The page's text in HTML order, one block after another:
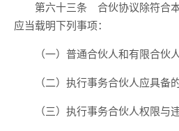
第六十三条 合伙协议除符合本
应当载明下列事项：
（一）普通合伙人和有限合伙人
（二）执行事务合伙人应具备的
（三）执行事务合伙人权限与违